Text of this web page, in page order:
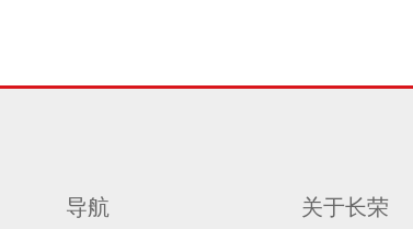
导航 关于长荣